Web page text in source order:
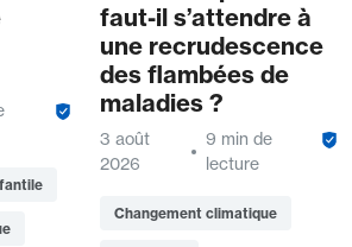
faut-il s’attendre à
une recrudescence
des flambées de
maladies ?
3 août
2026
9 min de
lecture
Changement climatique